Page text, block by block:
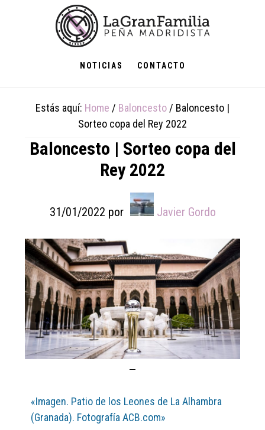
NOTICIAS CONTACTO
Estás aquí: Home / Baloncesto / Baloncesto |
Sorteo copa del Rey 2022
Baloncesto | Sorteo copa del
Rey 2022
31/01/2022 por Javier Gordo
«Imagen. Patio de los Leones de La Alhambra
(Granada). Fotografía ACB.com»